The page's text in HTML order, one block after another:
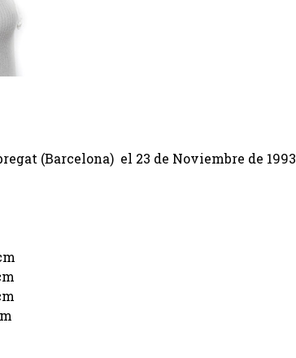
(Barcelona) el 23 de Noviembre de 1993